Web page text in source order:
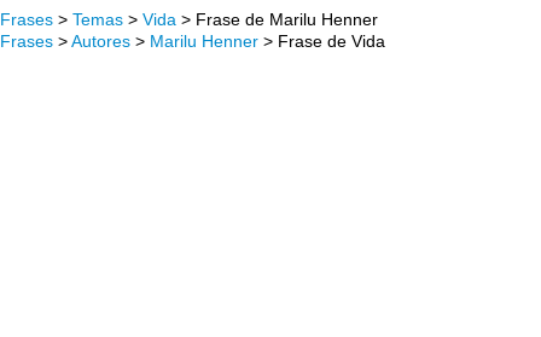
Frases > Temas > Vida > Frase de Marilu Henner
Frases >Autores > Marilu Henner > Frase de Vida